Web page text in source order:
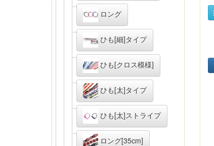
ロング
ひも[細]タイプ
ひも[クロス模様]
ひも[太]タイプ
ひも[太]ストライプ
ロング[35cm]